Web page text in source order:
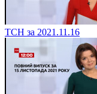
ТСН за 2021.11.16